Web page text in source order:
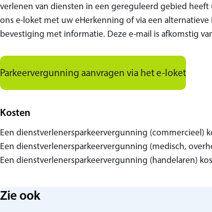
verlenen van diensten in een gereguleerd gebied
ons e-loket met uw eHerkenning of via een
bevestiging met informatie. Deze e-mail is afkomstig
Parkeervergunning aanvragen via het e-loket
Kosten
Een dienstverlenersparkeervergunning (commercieel)
Een dienstverlenersparkeervergunning (medisch,
Een dienstverlenersparkeervergunning (handelaren)
Zie ook